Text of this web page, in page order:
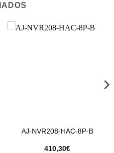
AJ-NVR208-HAC-8P-B
410,30€